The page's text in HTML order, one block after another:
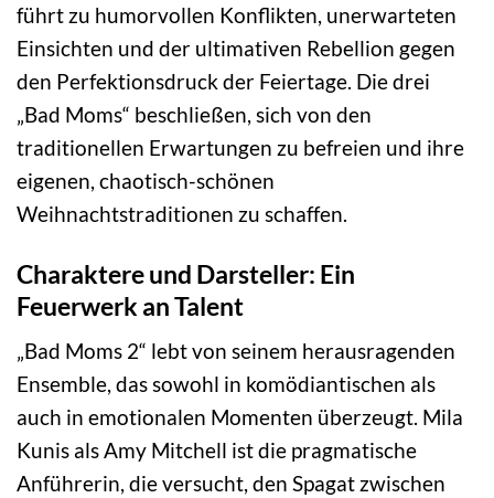
führt zu humorvollen Konflikten, unerwarteten
Einsichten und der ultimativen Rebellion gegen
den Perfektionsdruck der Feiertage. Die drei
„Bad Moms“ beschließen, sich von den
traditionellen Erwartungen zu befreien und ihre
eigenen, chaotisch-schönen
Weihnachtstraditionen zu schaffen.
Charaktere und Darsteller: Ein
Feuerwerk an Talent
„Bad Moms 2“ lebt von seinem herausragenden
Ensemble, das sowohl in komödiantischen als
auch in emotionalen Momenten überzeugt. Mila
Kunis als Amy Mitchell ist die pragmatische
Anführerin, die versucht, den Spagat zwischen